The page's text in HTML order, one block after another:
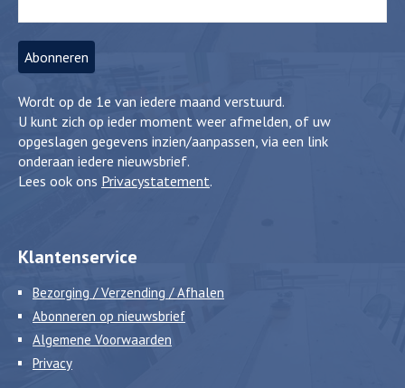
Wordt op de 1e van iedere maand verstuurd.
U kunt zich op ieder moment weer afmelden, of uw
opgeslagen gegevens inzien/aanpassen, via een link
onderaan iedere nieuwsbrief.
Lees ook ons Privacystatement.
Klantenservice
Bezorging / Verzending / Afhalen
Abonneren op nieuwsbrief
Algemene Voorwaarden
Privacy